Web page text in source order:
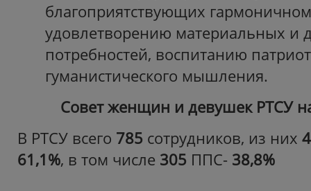
благоприятствующих
удовлетворению материальных и
потребностей, воспитанию
гуманистического мышления.
Совет женщин и девушек РТСУ
В РТСУ всего 785 сотрудников, из них
61,1%, в том числе 305 ППС- 38,8%